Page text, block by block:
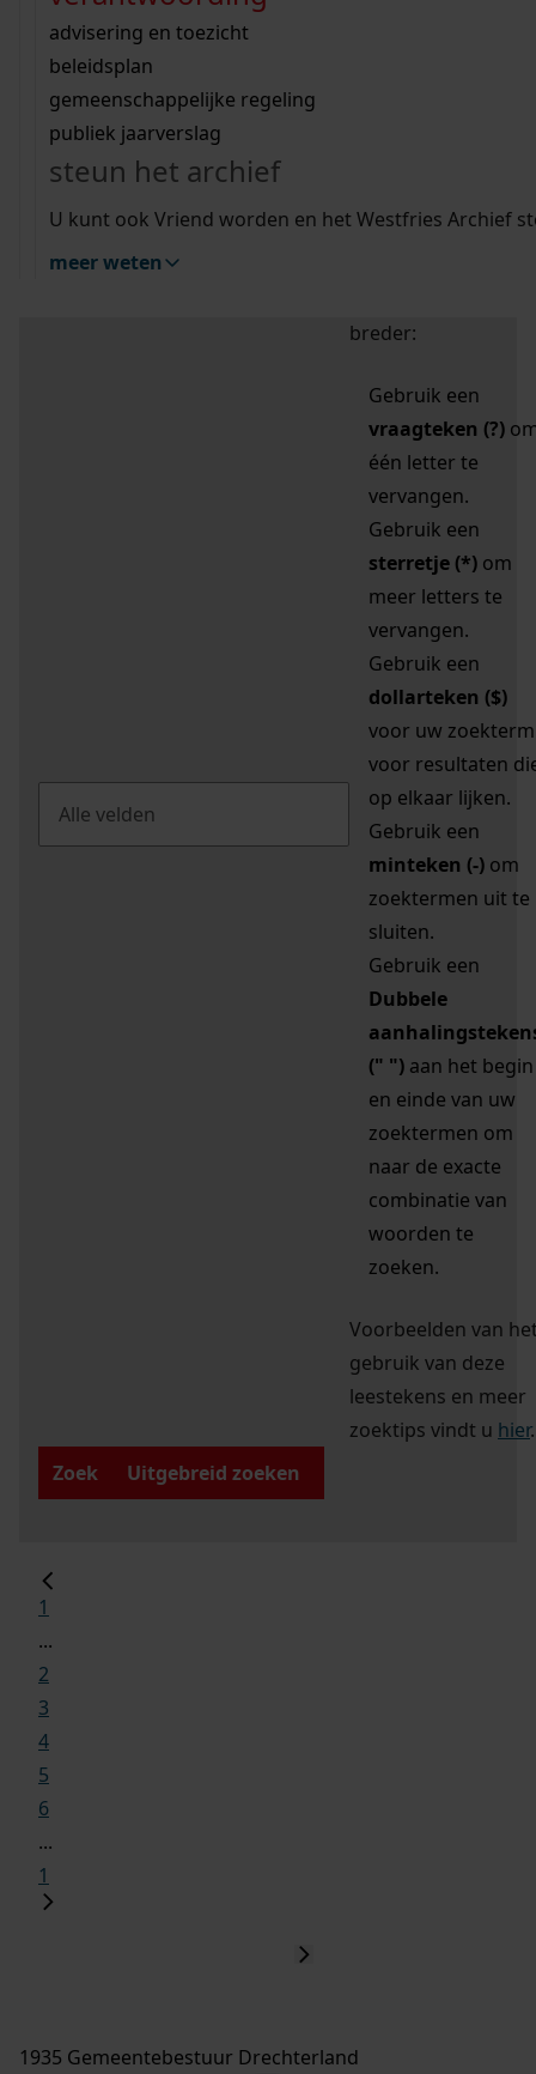
bouwvergunningen
omgevingsvergunningen
vergunningen
beeld en geluid
uitleg nodig?
Wij helpen u op weg met een aantal zoektips.
bekijk alle zoektips
Wij helpen u op weg met een aantal zoektips.
bekijk alle zoektips
bekijk ons geschiedenislokaal
advisering en toezicht
beleidsplan
gemeenschappelijke regeling
publiek jaarverslag
steun het archief
U kunt ook Vriend worden en het Westfries Archief
meer weten
zoektips
Mijn Studiezaal (inloggen)
uw zoekopdracht te
breder:
Gebruik een
vraagteken (?)
één letter te
vervangen.
Gebruik een
sterretje (*) om
meer letters te
vervangen.
Gebruik een
dollarteken ($)
voor uw zoekterm
voor resultaten
op elkaar lijken.
Gebruik een
minteken (-) om
zoektermen uit te
sluiten.
Gebruik een
Dubbele
(" ") aan het begin
en einde van uw
zoektermen om
naar de exacte
combinatie van
woorden te
zoeken.
Voorbeelden van
gebruik van deze
leestekens en meer
zoektips vindt u hier.
Zoek
Uitgebreid zoeken
1
...
2
3
4
5
6
...
1
1935 Gemeentebestuur Drechterland